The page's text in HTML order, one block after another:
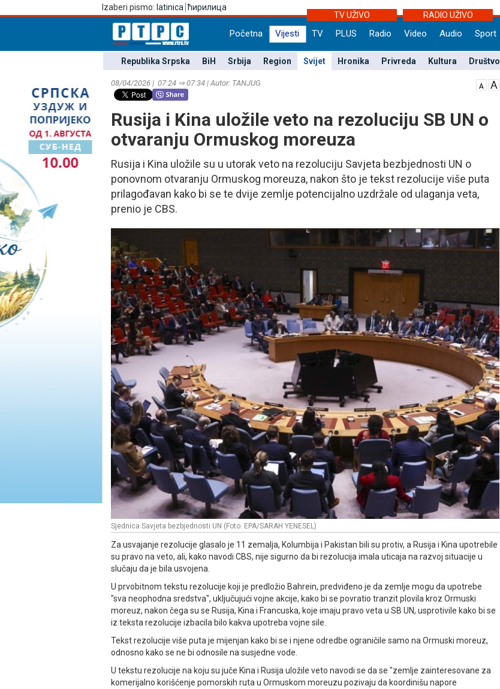
Izaberi pismo: latinica ћирилица
TV UŽIVO
RADIO UŽIVO
Početna Vijesti TV PLUS Radio Video Audio Sport
Republika Srpska BiH Srbija Region Svijet Hronika Privreda Kultura Društvo
08/04/2026 | 07:24 ⇒ 07:34 | Autor: TANЈUG
Rusija i Kina uložile veto na rezoluciju SB UN o
otvaranju Ormuskog moreuza
Rusija i Kina uložile su u utorak veto na rezoluciju Savjeta bezbjednosti UN o
ponovnom otvaranju Ormuskog moreuza, nakon što je tekst rezolucije više puta
prilagođavan kako bi se te dvije zemlje potencijalno uzdržale od ulaganja veta,
prenio je CBS.
Sjednica Savjeta bezbjednosti UN (Foto: EPA/SARAH YENESEL)
Za usvajanje rezolucije glasalo je 11 zemalja, Kolumbija i Pakistan bili su protiv, a Rusija i Kina upotrebile
su pravo na veto, ali, kako navodi CBS, nije sigurno da bi rezolucija imala uticaja na razvoj situacije u
slučaju da je bila usvojena.
U prvobitnom tekstu rezolucije koji je predložio Bahrein, predviđeno je da zemlje mogu da upotrebe
"sva neophodna sredstva", uključujući vojne akcije, kako bi se povratio tranzit plovila kroz Ormuski
moreuz, nakon čega su se Rusija, Kina i Francuska, koje imaju pravo veta u SB UN, usprotivile kako bi se
iz teksta rezolucije izbacila bilo kakva upotreba vojne sile.
Tekst rezolucije više puta je mijenjan kako bi se i njene odredbe ograničile samo na Ormuski moreuz,
odnosno kako se ne bi odnosile na susjedne vode.
U tekstu rezolucije na koju su juče Kina i Rusija uložile veto navodi se da se "zemlje zainteresovane za
komerijalno korišćenje pomorskih ruta u Ormuskom moreuzu pozivaju da koordinišu napore